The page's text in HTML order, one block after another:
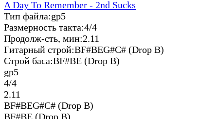
A Day To Remember - 2nd Sucks
Тип файла:gp5
Размерность такта:4/4
Продолж-сть, мин:2.11
Гитарный строй:BF#BEG#C# (Drop B)
Строй баса:BF#BE (Drop B)
gp5
4/4
2.11
BF#BEG#C# (Drop B)
BF#BE (Drop B)